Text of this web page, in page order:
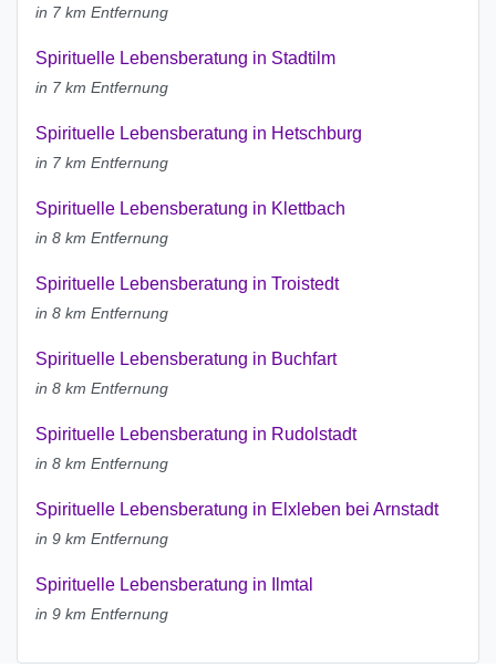
in 7 km Entfernung
Spirituelle Lebensberatung in Stadtilm
in 7 km Entfernung
Spirituelle Lebensberatung in Hetschburg
in 7 km Entfernung
Spirituelle Lebensberatung in Klettbach
in 8 km Entfernung
Spirituelle Lebensberatung in Troistedt
in 8 km Entfernung
Spirituelle Lebensberatung in Buchfart
in 8 km Entfernung
Spirituelle Lebensberatung in Rudolstadt
in 8 km Entfernung
Spirituelle Lebensberatung in Elxleben bei Arnstadt
in 9 km Entfernung
Spirituelle Lebensberatung in Ilmtal
in 9 km Entfernung